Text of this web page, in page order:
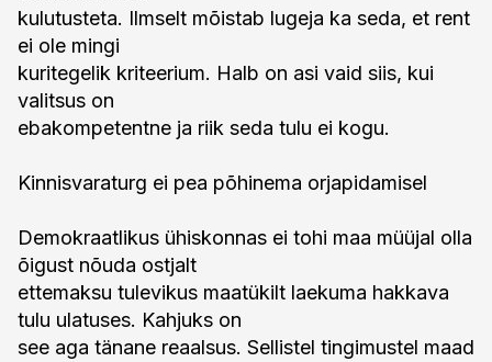
kulutusteta. Ilmselt mõistab lugeja ka seda, et rent
ei ole mingi
kuritegelik kriteerium. Halb on asi vaid siis, kui
valitsus on
ebakompetentne ja riik seda tulu ei kogu.
Kinnisvaraturg ei pea põhinema orjapidamisel
Demokraatlikus ühiskonnas ei tohi maa müüjal olla
õigust nõuda ostjalt
ettemaksu tulevikus maatükilt laekuma hakkava
tulu ulatuses. Kahjuks on
see aga tänane reaalsus. Sellistel tingimustel maad